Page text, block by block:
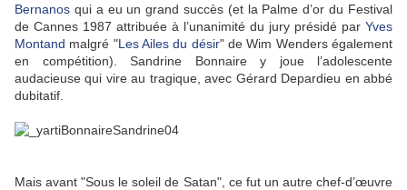
Bernanos qui a eu un grand succès (et la Palme d’or du Festival
de Cannes 1987 attribuée à l’unanimité du jury présidé par Yves
Montand malgré "Les Ailes du désir" de Wim Wenders également
en compétition). Sandrine Bonnaire y joue l’adolescente
audacieuse qui vire au tragique, avec Gérard Depardieu en abbé
dubitatif.
Mais avant "Sous le soleil de Satan", ce fut un autre chef-d’œuvre